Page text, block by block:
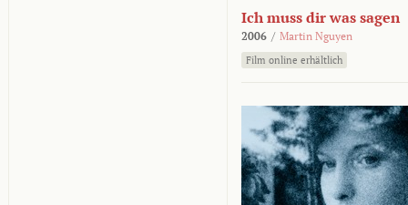
Ich muss dir was sagen
2006 / Martin Nguyen
Film online erhältlich